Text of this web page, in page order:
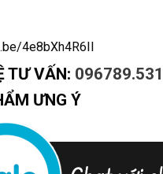
4e8bXh4R6II
TƯ VẤN:
ƯNG Ý